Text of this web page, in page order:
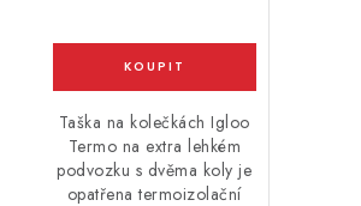
Taška na kolečkách Igloo
Termo na extra lehkém
podvozku s dvěma koly je
opatřena termoizolační